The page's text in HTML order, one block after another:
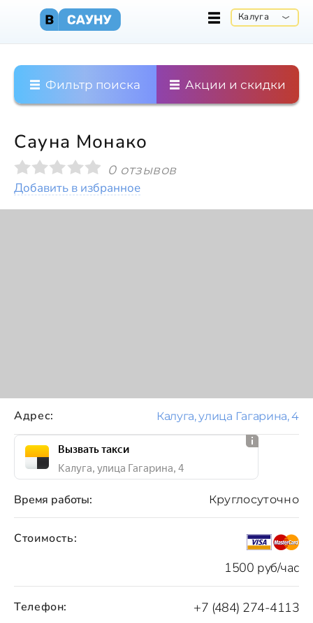
Калуга
Фильтр поиска Акции и скидки
Сауна Монако
0 отзывов
Добавить в избранное
Стоимость:
1500 руб/час
Время работы: Круглосуточно
Телефон: +7 (484) 274-4113
Адрес: Калуга, улица Гагарина, 4
Вызвать такси
Калуга, улица Гагарина, 4